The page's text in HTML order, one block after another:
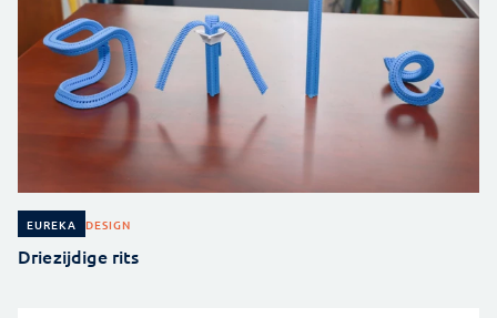
EUREKA DESIGN
Driezijdige rits